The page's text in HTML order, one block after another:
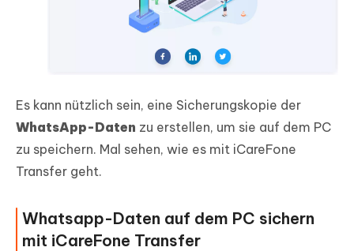
Es kann nützlich sein, eine Sicherungskopie der
WhatsApp-Daten zu erstellen, um sie auf dem PC
zu speichern. Mal sehen, wie es mit iCareFone
Transfer geht.
Whatsapp-Daten auf dem PC sichern
mit iCareFone Transfer